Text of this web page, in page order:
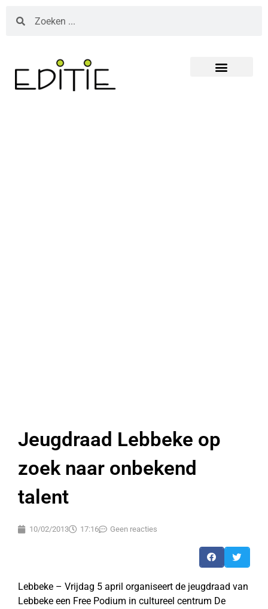
Jeugdraad Lebbeke op
zoek naar onbekend
talent
10/02/2013 17:16 Geen reacties
Lebbeke – Vrijdag 5 april organiseert de jeugdraad van
Lebbeke een Free Podium in cultureel centrum De